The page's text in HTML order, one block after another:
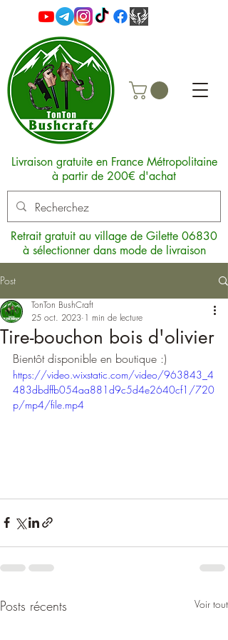
Livraison gratuite en France Métropolitaine
à partir de 200€ d'achat
Retrait gratuit au village de Gilette 06830
à sélectionner dans mode de livraison
Post
Tire-bouchon bois d'olivier
TonTon BushCraft
25 oct. 2023 1 min de lecture
Bientôt disponible en boutique :)
https://video.wixstatic.com/video/963843_4
483dbdffb054aa881d9c5d4e2640cf1/720
p/mp4/file.mp4
Posts récents Voir tout